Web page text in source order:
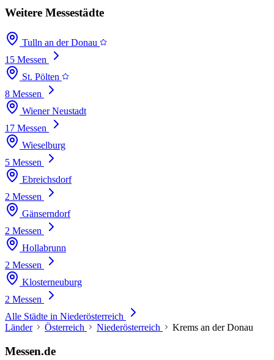
Weitere Messestädte
Tulln an der Donau
15 Messen
St. Pölten
8 Messen
Wiener Neustadt
17 Messen
Wieselburg
5 Messen
Ebreichsdorf
2 Messen
Gänserndorf
2 Messen
Hollabrunn
2 Messen
Klosterneuburg
2 Messen
Alle Städte in Niederösterreich
Länder
Österreich Niederösterreich Krems an der Donau
Messen.de